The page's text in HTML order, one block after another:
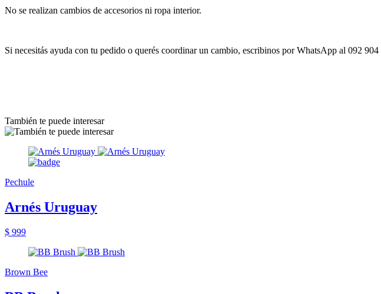
No se realizan cambios de accesorios ni ropa interior.
Si necesitás ayuda con tu pedido o querés coordinar un cambio, escribinos por WhatsApp al 092 904
También te puede interesar
Pechule
Arnés Uruguay
$ 999
Brown Bee